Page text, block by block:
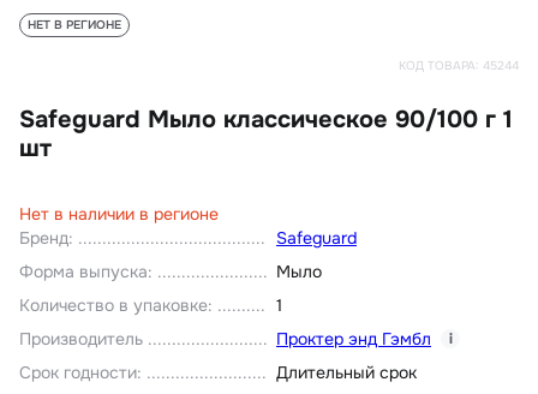
КОД ТОВАРА: 45244
Safeguard Мыло классическое 90/100 г 1
шт
НЕТ В РЕГИОНЕ
Бренд:
Safeguard
Форма выпуска:
Мыло
Количество в упаковке:
1
Производитель
Проктер энд Гэмбл i
Срок годности: Длительный срок
Нет в наличии в регионе